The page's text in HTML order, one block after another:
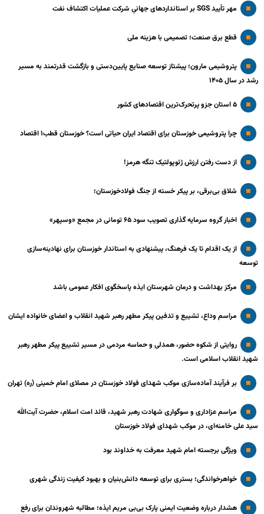
مهر تأیید SGS بر استانداردهای جهانیِ شرکت عملیات اکتشاف نفت
قطع برق صنعت؛ تصمیمی با هزینه ملی
پتروشیمی مارون؛ پیشتاز توسعه صنایع پایین‌دستی و بازگشت قدرتمند به مسیر
رشد در سال ۱۴۰۵
۵ استان جزو پرتحرک‌ترین اقتصاد‌های کشور
چرا پتروشیمی خوزستان برای اقتصاد ایران حیاتی است؟ خوزستان قطب۱ اقتصاد
از دست رفتن ارزش ژئوپولتیک تنگه هرمز!
شلاق‌ بی‌برقی، بر پیکر خسته‌ از جنگ فولادخوزستان؛
اخبار گروه سرمایه گذاری تصویب سود ۶۵ تومانی در مجمع «وسپهر»
از یک اقدام تا یک فرهنگ، پیشنهادی به استاندار خوزستان برای نهادینه‌سازی
توسعه
مرکز بهداشت و درمان شهرستان ایذه پاسخگوی افکار عمومی باشد
مراسم وداع، تشییع و تدفین پیکر مطهر رهبر شهید انقلاب و اعضای خانواده ایشان
روایتی از شکوه حضور، همدلی و حماسه مردمی در مسیر تشییع پیکر مطهر رهبر
شهید انقلاب اسلامی است.
بر فرآیند آماده‌سازی موکب شهدای فولاد خوزستان در مصلای امام خمینی (ره) تهران
مراسم عزاداری و سوگواری شهادت رهبر شهید، قائد امت اسلام، حضرت آیت‌الله
سید علی خامنه‌ای، در موکب شهدای فولاد خوزستان
ویژگی برجسته امام شهید معرفت به خداوند بود
خواهرخواندگی؛ بستری برای توسعه دانش‌بنیان و بهبود کیفیت زندگی شهری
هشدار درباره وضعیت ایمنی پارک بی‌بی مریم ایذه؛ مطالبه شهروندان برای رفع